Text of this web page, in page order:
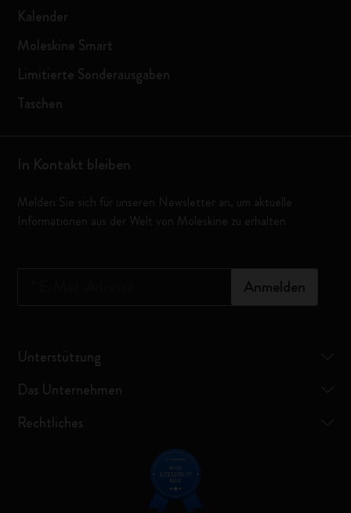
Kalender
Moleskine Smart
Limitierte Sonderausgaben
Taschen
In Kontakt bleiben
Melden Sie sich für unseren Newsletter an, um aktuelle
Informationen aus der Welt von Moleskine zu erhalten
Anmelden
Unterstützung
Das Unternehmen
Rechtliches